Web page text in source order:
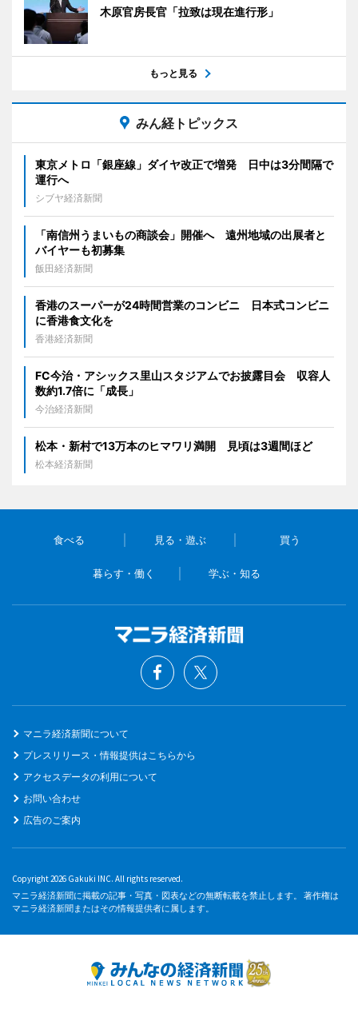
木原官房長官「拉致は現在進行形」
もっと見る
みん経トピックス
東京メトロ「銀座線」ダイヤ改正で増発 日中は3分間隔で
運行へ
シブヤ経済新聞
「南信州うまいもの商談会」開催へ 遠州地域の出展者と
バイヤーも初募集
飯田経済新聞
香港のスーパーが24時間営業のコンビニ 日本式コンビニ
に香港食文化を
香港経済新聞
FC今治・アシックス里山スタジアムでお披露目会 収容人
数約1.7倍に「成長」
今治経済新聞
松本・新村で13万本のヒマワリ満開 見頃は3週間ほど
松本経済新聞
食べる 見る・遊ぶ 買う
暮らす・働く 学ぶ・知る
マニラ経済新聞について
プレスリリース・情報提供はこちらから
アクセスデータの利用について
お問い合わせ
広告のご案内
Copyright 2026 Gakuki INC. All rights reserved.
マニラ経済新聞に掲載の記事・写真・図表などの無断転載を禁止します。 著作権は
マニラ経済新聞またはその情報提供者に属します。